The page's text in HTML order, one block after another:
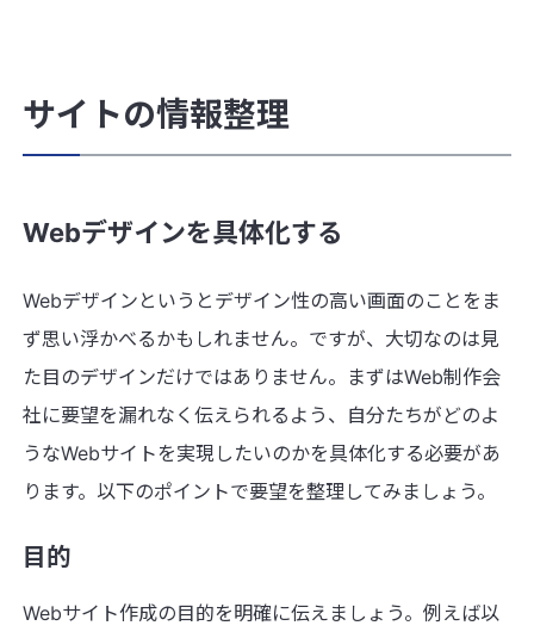
サイトの情報整理
Webデザインを具体化する
Webデザインというとデザイン性の高い画面のことをま
ず思い浮かべるかもしれません。ですが、大切なのは見
た目のデザインだけではありません。まずはWeb制作会
社に要望を漏れなく伝えられるよう、自分たちがどのよ
うなWebサイトを実現したいのかを具体化する必要があ
ります。以下のポイントで要望を整理してみましょう。
目的
Webサイト作成の目的を明確に伝えましょう。例えば以